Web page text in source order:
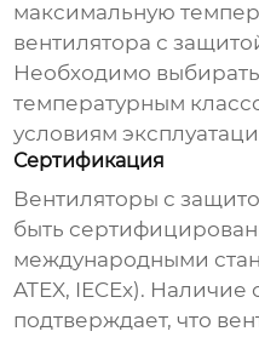
максимальную
вентилятора с
Необходимо
температурным
условиям
Сертификация
Вентиляторы с
быть
международными
ATEX, IECEx). Наличие
подтверждает, что